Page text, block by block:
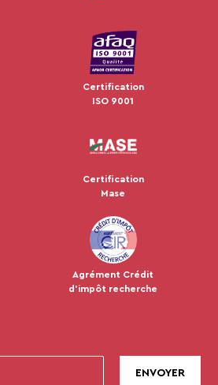
Certification
ISO 9001
Certification
Mase
Agrément Crédit
d'impôt recherche